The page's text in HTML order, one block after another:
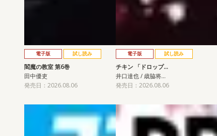
電子版 試し読み
閻魔の教室 第6巻
田中優吏
発売日：2026.08.06
電子版 試し読み
チキン 「ドロップ…
井口達也 / 歳脇将…
発売日：2026.08.06